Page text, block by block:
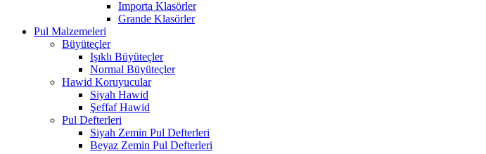
Importa Klasörler
Grande Klasörler
Pul Malzemeleri
Büyüteçler
Işıklı Büyüteçler
Normal Büyüteçler
Hawid Koruyucular
Siyah Hawid
Şeffaf Hawid
Pul Defterleri
Siyah Zemin Pul Defterleri
Beyaz Zemin Pul Defterleri